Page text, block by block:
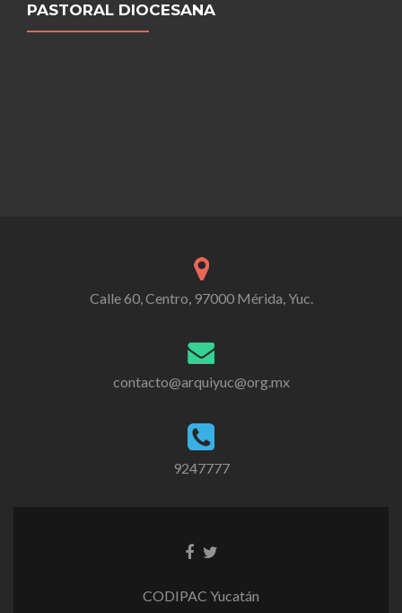
PASTORAL DIOCESANA
Calle 60, Centro, 97000 Mérida, Yuc.
contacto@arquiyuc@org.mx
9247777
CODIPAC Yucatán